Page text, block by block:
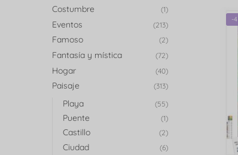
-
Costumbre (1)
Eventos (213)
Famoso (2)
Fantasía y mística (72)
Hogar (40)
Paisaje (313)
Playa (55)
Puente (1)
Castillo (2)
Ciudad (6)